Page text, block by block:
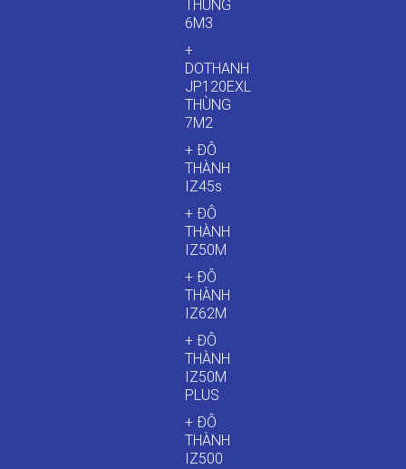
THÙNG
6M3
+
DOTHANH
JP120EXL
THÙNG
7M2
+ ĐÔ
THÀNH
IZ45s
+ ĐÔ
THÀNH
IZ50M
+ ĐÔ
THÀNH
IZ62M
+ ĐÔ
THÀNH
IZ50M
PLUS
+ ĐÔ
THÀNH
IZ500